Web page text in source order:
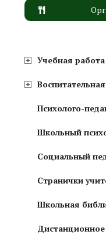
Учебная работа
Психолого-
Школьный
Социальный
Странички
Школьная